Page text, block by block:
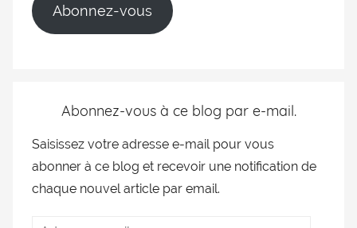
Abonnez-vous
Abonnez-vous à ce blog par e-mail.
Saisissez votre adresse e-mail pour vous
abonner à ce blog et recevoir une notification de
chaque nouvel article par email.